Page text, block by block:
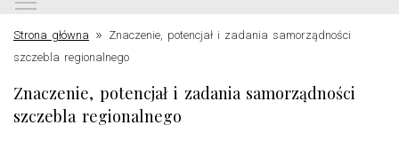
Strona główna » Znaczenie, potencjał i zadania samorządności
szczebla regionalnego
Znaczenie, potencjał i zadania samorządności
szczebla regionalnego